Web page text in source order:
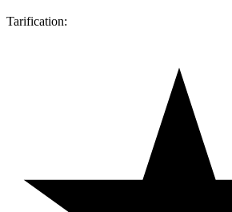
Tarification: